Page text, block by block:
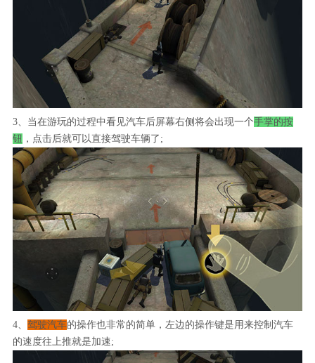
3、当在游玩的过程中看见汽车后屏幕右侧将会出现一个手掌的按
钮 ，点击后就可以直接驾驶车辆了;
4、 驾驶汽车的操作也非常的简单，左边的操作键是用来控制汽车
的速度往上推就是加速;